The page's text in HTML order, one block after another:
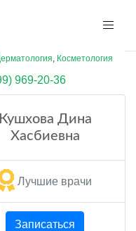
, Косметология
969-20-36
Кушхова Дина
Хасбиевна
Лучшие врачи
Записаться